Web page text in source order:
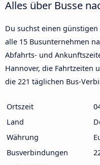
Alles über Busse
Du suchst einen
alle 15 Busunternehmen
Abfahrts- und
Hannover, die Fahrtzeiten
die 221 täglichen Bus-
Ortszeit
Land
Währung
Busverbindungen